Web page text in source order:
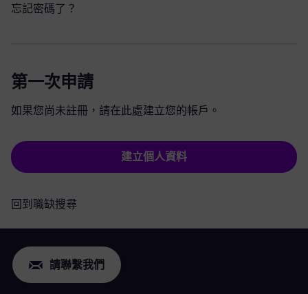
忘記密碼了？
第一次申請
如果您尚未註冊，請在此處建立您的帳戶。
建立個人資料
回到職缺搜尋
請聯繫我們